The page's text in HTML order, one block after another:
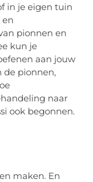
in je eigen tuin
en
pionnen en
kun je
aan jouw
de pionnen,
naar
ook begonnen.
maken. En